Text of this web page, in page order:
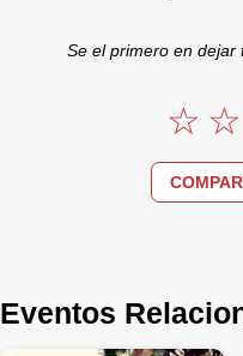
Se el primero en dejar
Eventos